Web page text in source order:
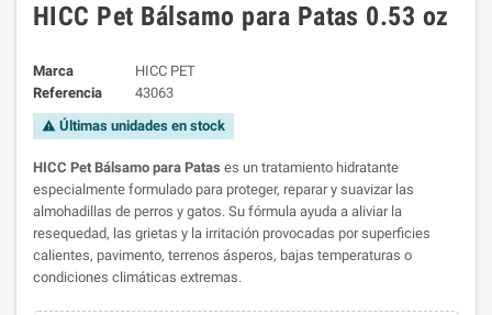
HICC Pet Bálsamo para Patas 0.53 oz
Marca
HICC PET
Referencia
43063
warning Últimas unidades en stock
HICC Pet Bálsamo para Patas es un tratamiento hidratante
especialmente formulado para proteger, reparar y suavizar las
almohadillas de perros y gatos. Su fórmula ayuda a aliviar la
resequedad, las grietas y la irritación provocadas por superficies
calientes, pavimento, terrenos ásperos, bajas temperaturas o
condiciones climáticas extremas.